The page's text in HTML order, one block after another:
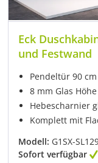
Eck
und Festwand
Pendeltür 90
8 mm Glas
Hebescharnier
Komplett mit
Modell: G1SX-
Sofort verfügbar